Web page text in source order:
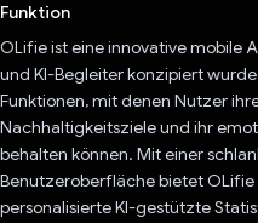
Funktion
OLifie ist eine innovative mobile
und KI-Begleiter konzipiert
Funktionen, mit denen Nutzer
Nachhaltigkeitsziele und ihr
behalten können. Mit einer
Benutzeroberfläche bietet
personalisierte KI-gestützte